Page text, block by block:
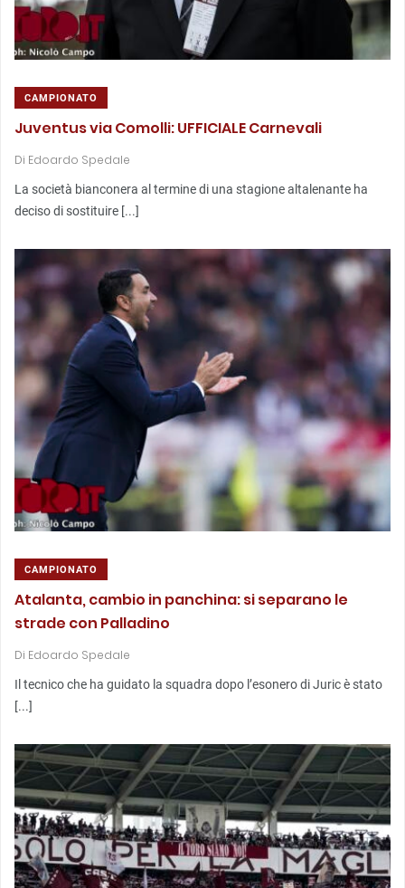
CAMPIONATO
Juventus via Comolli: UFFICIALE Carnevali
Di Edoardo Spedale
La società bianconera al termine di una stagione altalenante ha
deciso di sostituire [...]
CAMPIONATO
Atalanta, cambio in panchina: si separano le
strade con Palladino
Di Edoardo Spedale
Il tecnico che ha guidato la squadra dopo l’esonero di Juric è stato
[...]